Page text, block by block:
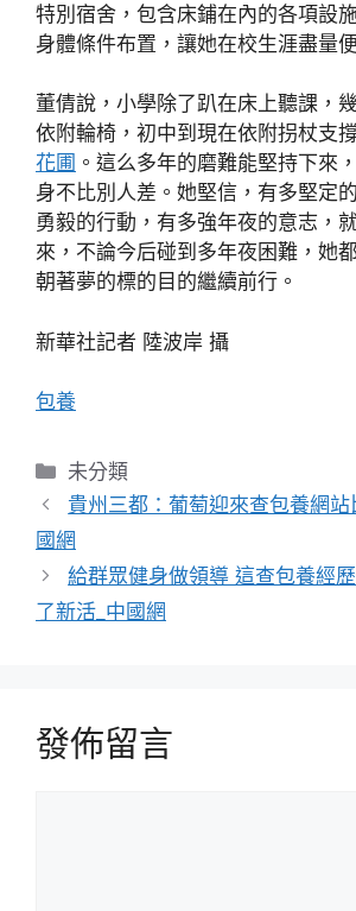
特別宿舍，包含床鋪在內的各項設
身體條件布置，讓她在校生涯盡量
董倩說，小學除了趴在床上聽課，
依附輪椅，初中到現在依附拐杖支
花圃 。這么多年的磨難能堅持下來
身不比別人差。她堅信，有多堅定
勇毅的行動，有多強年夜的意志，
來，不論今后碰到多年夜困難，她
朝著夢的標的目的繼續前行。
新華社記者 陸波岸 攝
包養
分
類
未分類
貴州三都：葡萄迎來查包養網站
國網
給群眾健身做領導 這查包養經
了新活_中國網
發佈留言